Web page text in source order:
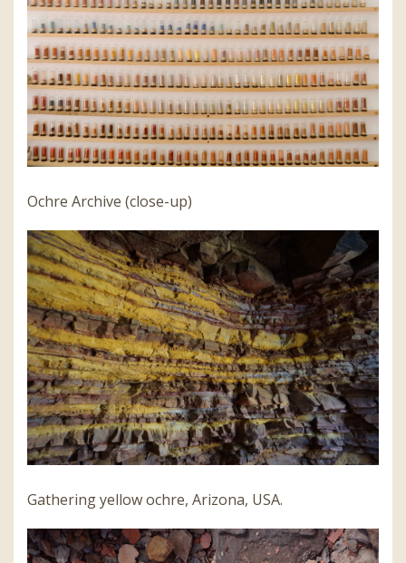
Ochre Archive (close-up)
Gathering yellow ochre, Arizona, USA.